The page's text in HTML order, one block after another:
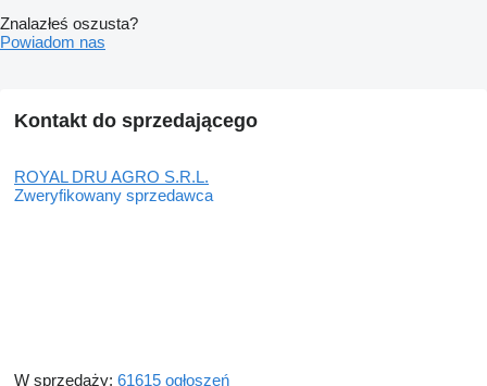
Znalazłeś oszusta?
Powiadom nas
Kontakt do sprzedającego
ROYAL DRU AGRO S.R.L.
Zweryfikowany sprzedawca
W sprzedaży: 61615 ogłoszeń